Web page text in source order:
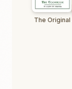
The Original